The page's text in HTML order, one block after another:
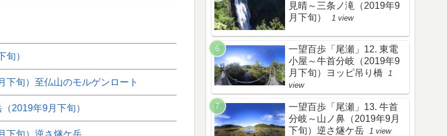
旬）
下旬）至仏山のモルゲンロート
2019年9月下旬）
下旬）逆さ燧ケ岳
見晴～三条ノ滝（2019年9
月下旬）
1 view
一望百歩「尾瀬」12. 東電
小屋～牛首分岐（2019年9
月下旬）ヨッピ吊り橋
1
view
一望百歩「尾瀬」13. 牛首
分岐～山ノ鼻（2019年9月
下旬）逆さ燧ケ岳 1 view